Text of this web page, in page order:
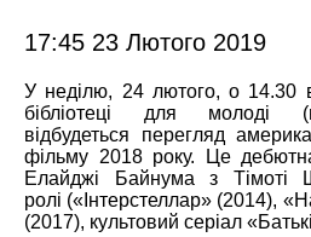
17:45 23 Лютого 2019
У неділю, 24 лютого, о 14.30 в
бібліотеці для молоді
відбудеться перегляд
фільму 2018 року. Це
Елайджі Байнума з Тімоті
ролі («Інтерстеллар» (2014),
(2017), культовий серіал